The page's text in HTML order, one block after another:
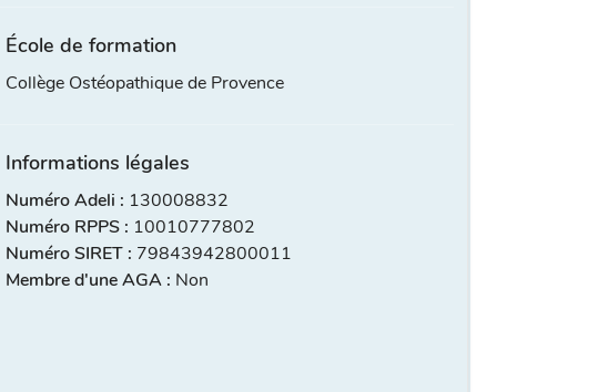
École de formation
Collège Ostéopathique de Provence
Informations légales
Numéro Adeli : 130008832
Numéro RPPS : 10010777802
Numéro SIRET : 79843942800011
Membre d'une AGA : Non